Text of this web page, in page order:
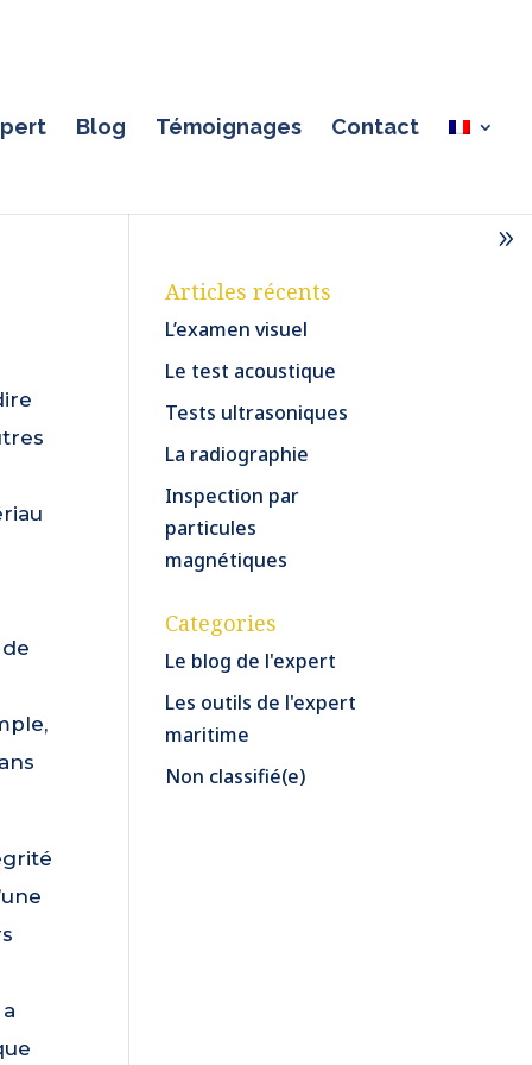
Blog Témoignages Contact
Articles récents
L’examen visuel
Le test acoustique
Tests ultrasoniques
La radiographie
Inspection par
particules
magnétiques
Categories
Le blog de l'expert
Les outils de l'expert
maritime
Non classifié(e)